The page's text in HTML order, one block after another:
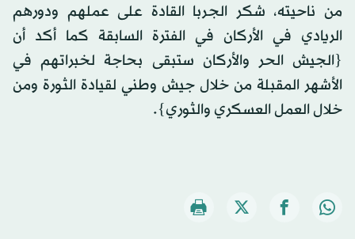
من ناحيته، شكر الجربا القادة على عملهم ودورهم
الريادي في الأركان في الفترة السابقة كما أكد أن
{الجيش الحر والأركان ستبقى بحاجة لخبراتهم في
الأشهر المقبلة من خلال جيش وطني لقيادة الثورة ومن
خلال العمل العسكري والثوري}.